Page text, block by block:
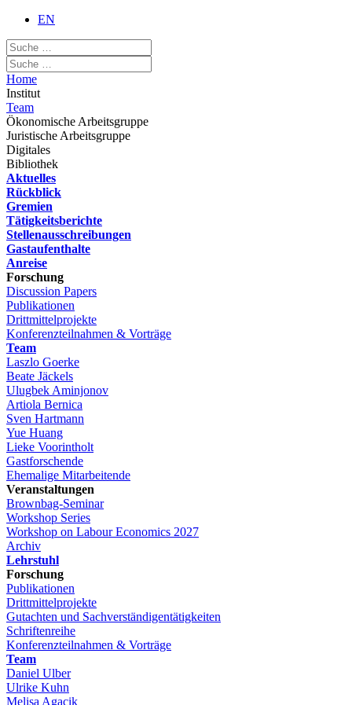
EN
Home
Institut
Team
Ökonomische Arbeitsgruppe
Juristische Arbeitsgruppe
Digitales
Bibliothek
Aktuelles
Rückblick
Gremien
Tätigkeitsberichte
Stellenausschreibungen
Gastaufenthalte
Anreise
Forschung
Discussion Papers
Publikationen
Drittmittelprojekte
Konferenzteilnahmen & Vorträge
Team
Laszlo Goerke
Beate Jäckels
Ulugbek Aminjonov
Artiola Bernica
Sven Hartmann
Yue Huang
Lieke Voorintholt
Gastforschende
Ehemalige Mitarbeitende
Veranstaltungen
Brownbag-Seminar
Workshop Series
Workshop on Labour Economics 2027
Archiv
Lehrstuhl
Forschung
Publikationen
Drittmittelprojekte
Gutachten und Sachverständigentätigkeiten
Schriftenreihe
Konferenzteilnahmen & Vorträge
Team
Daniel Ulber
Ulrike Kuhn
Melisa Agacik